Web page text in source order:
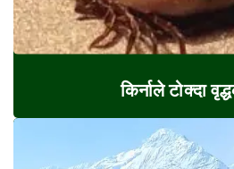
किर्नाले टोक्दा